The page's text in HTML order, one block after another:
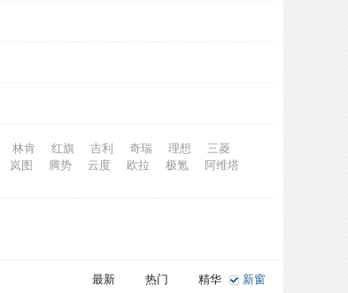
林肯 红旗 吉利 奇瑞 理想
三菱
岚图 腾势 云度 欧拉 极氪
阿维塔
最新 热门 精华 新窗